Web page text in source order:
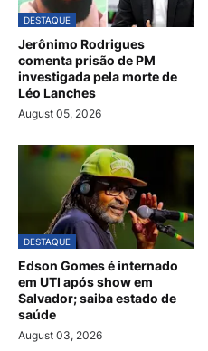
DESTAQUE
Jerônimo Rodrigues
comenta prisão de PM
investigada pela morte de
Léo Lanches
August 05, 2026
DESTAQUE
Edson Gomes é internado
em UTI após show em
Salvador; saiba estado de
saúde
August 03, 2026